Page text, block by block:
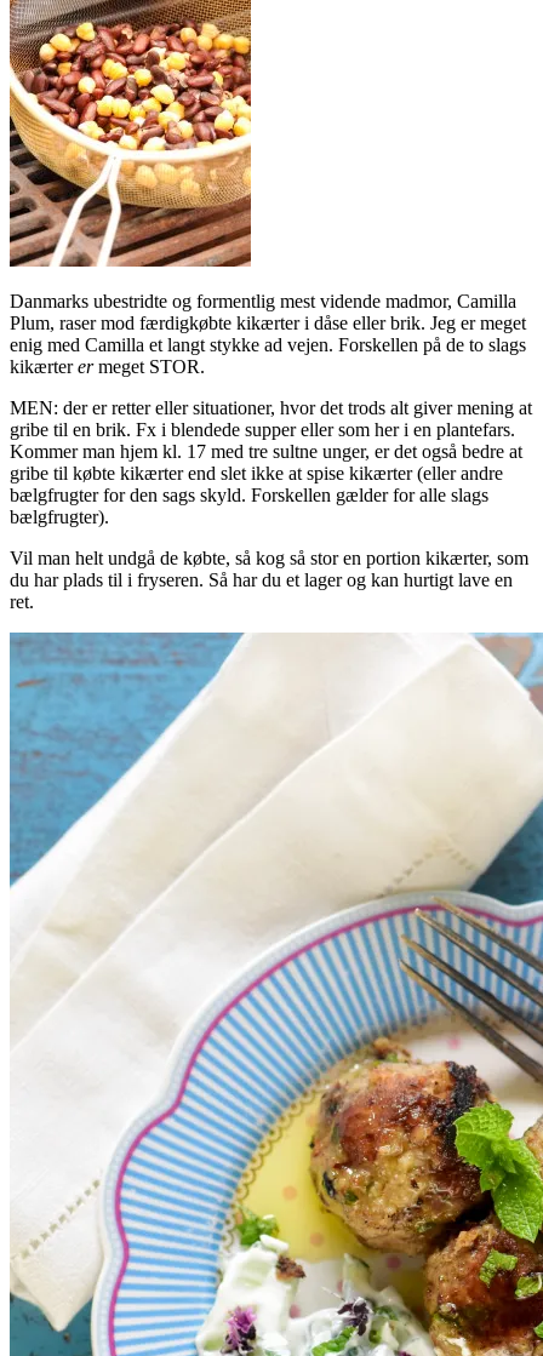
Danmarks ubestridte og formentlig mest vidende madmor, Camilla
Plum, raser mod færdigkøbte kikærter i dåse eller brik. Jeg er meget
enig med Camilla et langt stykke ad vejen. Forskellen på de to slags
kikærterermeget STOR.
MEN: der er retter eller situationer, hvor det trods alt giver mening at
gribe til en brik. Fx i blendede supper eller som her i en plantefars.
Kommer man hjem kl. 17 med tre sultne unger, er det også bedre at
gribe til købte kikærter end slet ikke at spise kikærter (eller andre
bælgfrugter for den sags skyld. Forskellen gælder for alle slags
bælgfrugter).
Vil man helt undgå de købte, så kog så stor en portion kikærter, som
du har plads til i fryseren. Så har du et lager og kan hurtigt lave en
ret.